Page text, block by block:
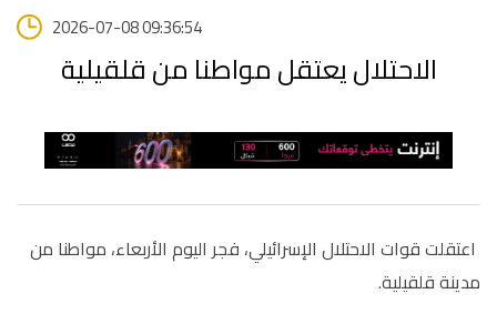
2026-07-08 09:36:54
الاحتلال يعتقل مواطنا من قلقيلية
اعتقلت قوات الاحتلال الإسرائيلي، فجر اليوم الأربعاء، مواطنا من
مدينة قلقيلية.